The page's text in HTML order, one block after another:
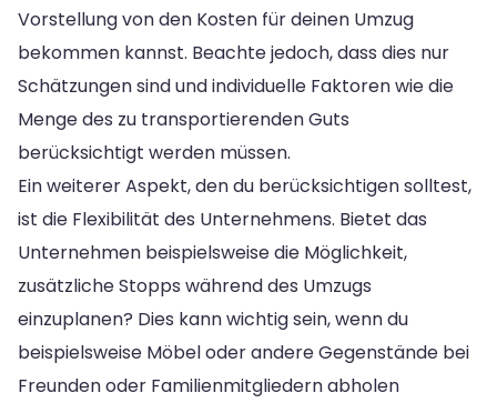
Vorstellung von den Kosten für deinen Umzug
bekommen kannst. Beachte jedoch, dass dies nur
Schätzungen sind und individuelle Faktoren wie die
Menge des zu transportierenden Guts
berücksichtigt werden müssen.
Ein weiterer Aspekt, den du berücksichtigen solltest,
ist die Flexibilität des Unternehmens. Bietet das
Unternehmen beispielsweise die Möglichkeit,
zusätzliche Stopps während des Umzugs
einzuplanen? Dies kann wichtig sein, wenn du
beispielsweise Möbel oder andere Gegenstände bei
Freunden oder Familienmitgliedern abholen